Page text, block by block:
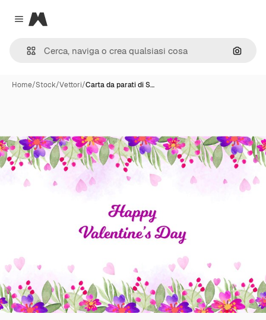
Close menu
Magnific
Cerca
Home/Stock/Vettori/Carta da parati di S…